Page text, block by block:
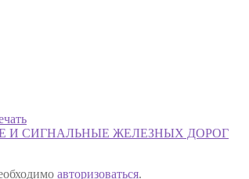
И СИГНАЛЬНЫЕ ЖЕЛЕЗНЫХ ДОРОГ
авторизоваться.